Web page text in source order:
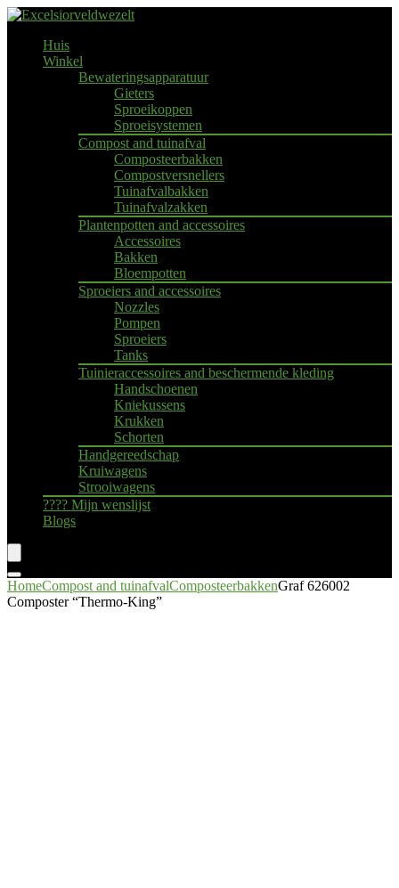
Huis
Winkel
Bewateringsapparatuur
Gieters
Sproeikoppen
Sproeisystemen
Compost and tuinafval
Composteerbakken
Compostversnellers
Tuinafvalbakken
Tuinafvalzakken
Plantenpotten and accessoires
Accessoires
Bakken
Bloempotten
Sproeiers and accessoires
Nozzles
Pompen
Sproeiers
Tanks
Tuinieraccessoires and beschermende kleding
Handschoenen
Kniekussens
Krukken
Schorten
Handgereedschap
Kruiwagens
Strooiwagens
???? Mijn wenslijst
Blogs
HomeCompost and tuinafvalComposteerbakkenGraf 626002
Composter “Thermo-King”